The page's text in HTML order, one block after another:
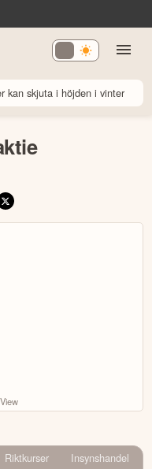
kan skjuta i höjden i vinter
Riktkurser
Insynshandel